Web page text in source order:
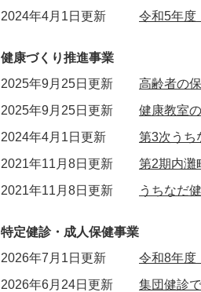
2024年4月1日更新
令和5年
健康づくり推進事業
2025年9月25日更新
高齢者の
2025年9月25日更新
健康教室
2024年4月1日更新
第3次う
2021年11月8日更新
第2期内灘
2021年11月8日更新
うちなだ
特定健診・成人保健事業
2026年7月1日更新
令和8年度
2026年6月24日更新
集団健診